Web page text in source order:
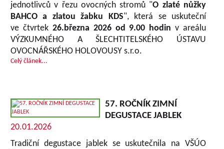
jednotlivců v řezu ovocných stromů "O zlaté nůžky
BAHCO a zlatou žabku KDS", která se uskuteční
ve čtvrtek 26.března 2026 od 9.00 hodin v areálu
VÝZKUMNÉHO A ŠLECHTITELSKÉHO ÚSTAVU
OVOCNÁŘSKÉHO HOLOVOUSY s.r.o.
Celý článek...
57. ROČNÍK ZIMNÍ
DEGUSTACE JABLEK
20.01.2026
Tradiční degustace jablek se uskutečnila na VŠÚO